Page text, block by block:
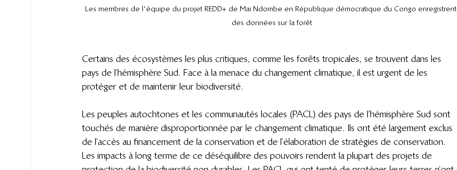
Les membres de l'équipe du projet REDD+ de Mai Ndombe en République démocratique du Congo enregistrent
des données sur la forêt
Certains des écosystèmes les plus critiques, comme les forêts tropicales, se trouvent dans les
pays de l’hémisphère Sud. Face à la menace du changement climatique, il est urgent de les
protéger et de maintenir leur biodiversité.
Les peuples autochtones et les communautés locales (PACL) des pays de l’hémisphère Sud sont
touchés de manière disproportionnée par le changement climatique. Ils ont été largement exclus
de l’accès au financement de la conservation et de l’élaboration de stratégies de conservation.
Les impacts à long terme de ce déséquilibre des pouvoirs rendent la plupart des projets de